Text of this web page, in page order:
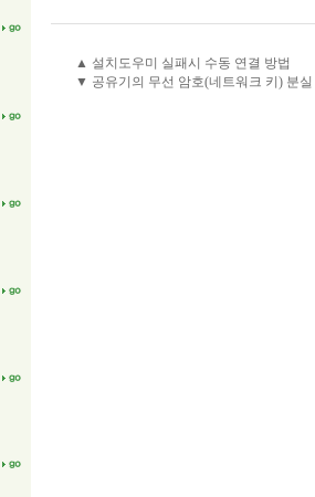
▲ 설치도우미 실패시 수동 연결 방법
▼ 공유기의 무선 암호(네트워크 키) 분